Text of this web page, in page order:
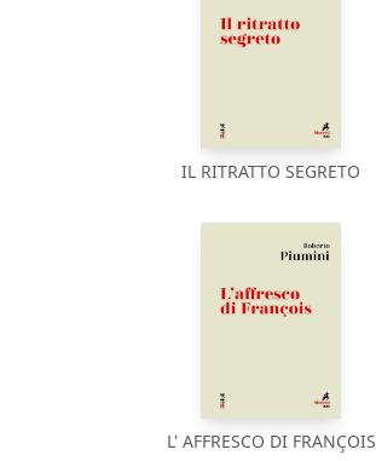
IL RITRATTO SEGRETO
L' AFFRESCO DI FRANÇOIS